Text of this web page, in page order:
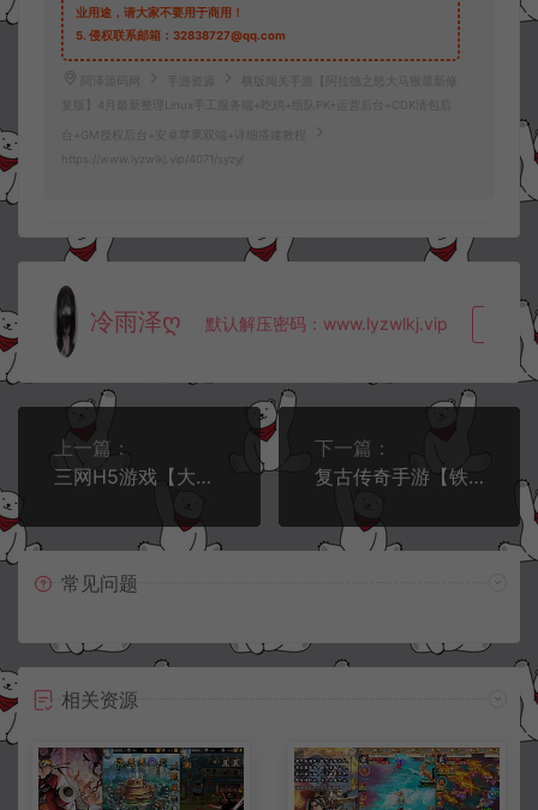
业用途，请大家不要用于商用！
5. 侵权联系邮箱：32838727@qq.com
阿泽源码网 手游资源
横版闯关手游【阿拉德之怒大马猴最新修
复版】4月最新整理Linux手工服务端+吃鸡+组队PK+运营后台+CDK清包后
台+GM授权后台+安卓苹果双端+详细搭建教程
https://www.lyzwlkj.vip/4071/syzy/
冷雨泽ღ 默认解压密码：www.lyzwlkj.vip 复
上一篇：
三网H5游戏【大圣轮回H5】4月最新整理Linux手工服务端+两个大区+GM分级授权后台+详细搭建教程
下一篇：
复古传奇手游【铁血沙城】4月最新整理Win一键即玩服务端+充值后台+安卓苹果双端+详细搭建教程
常见问题
相关资源